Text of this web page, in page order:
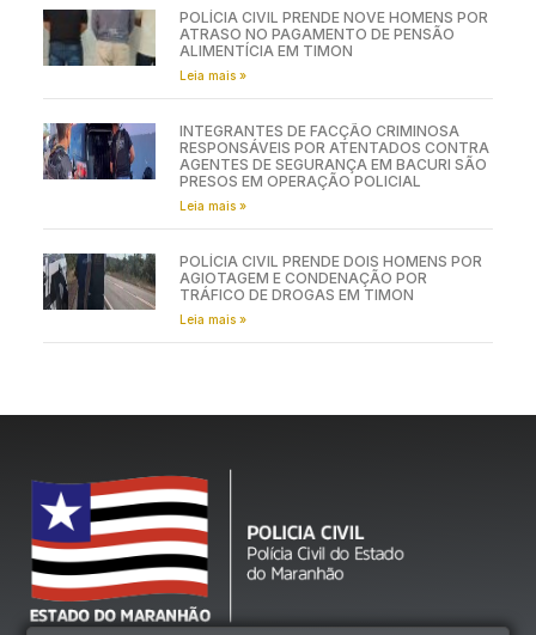
POLÍCIA CIVIL PRENDE NOVE HOMENS POR
ATRASO NO PAGAMENTO DE PENSÃO
ALIMENTÍCIA EM TIMON
Leia mais »
INTEGRANTES DE FACÇÃO CRIMINOSA
RESPONSÁVEIS POR ATENTADOS CONTRA
AGENTES DE SEGURANÇA EM BACURI SÃO
PRESOS EM OPERAÇÃO POLICIAL
Leia mais »
POLÍCIA CIVIL PRENDE DOIS HOMENS POR
AGIOTAGEM E CONDENAÇÃO POR
TRÁFICO DE DROGAS EM TIMON
Leia mais »